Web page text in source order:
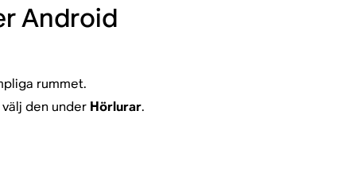
Android
rummet.
den under Hörlurar.